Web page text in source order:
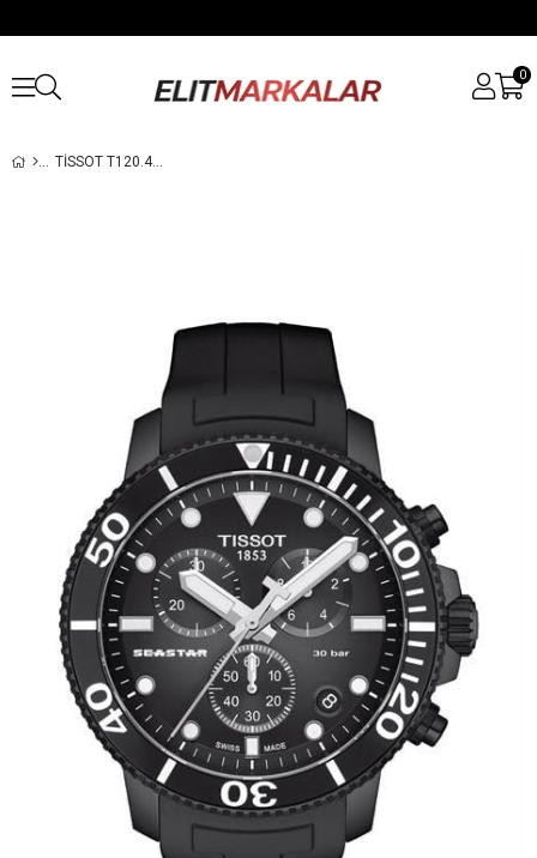
0
TISSOT T120.417.37.051.02 ERKEK KOL SAATI